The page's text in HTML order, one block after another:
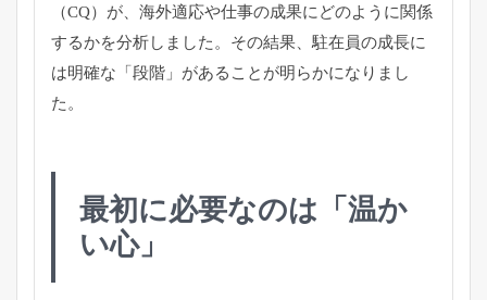
（CQ）が、海外適応や仕事の成果にどのように関係
するかを分析しました。その結果、駐在員の成長に
は明確な「段階」があることが明らかになりまし
た。
最初に必要なのは「温か
い心」